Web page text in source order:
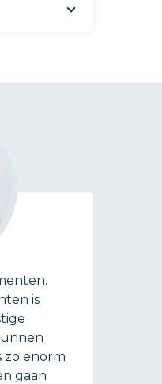
is
zo enorm
gaan